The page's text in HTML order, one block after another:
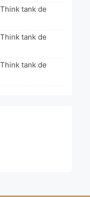
tank de
tank de
tank de